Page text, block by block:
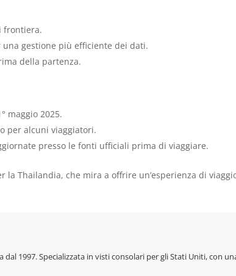
frontiera.
gestione più efficiente dei dati.
della partenza.
maggio 2025.
per alcuni viaggiatori.
presso le fonti ufficiali prima di viaggiare.
la Thailandia, che mira a offrire un’esperienza di
1997. Specializzata in visti consolari per gli Stati Uniti, con